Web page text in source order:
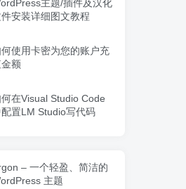
主题/插件及汉化
安装详细图文教程
使用卡密为您的账户充
额
在Visual Studio Code
置LM Studio写代码
– 一个轻盈、简洁的
主题